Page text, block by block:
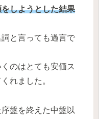
しようとした結果
と言っても過言で
のはとても安価ス
れました。
盤を終えた中盤以